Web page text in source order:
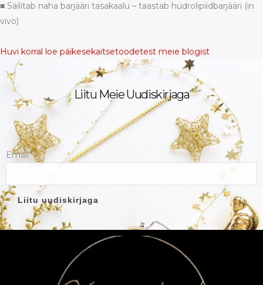
■ Säilitab naha barjääri tasakaalu – taastab hüdrolipiidbarjääri (in
vivo)
Huvi korral loe päikesekaitsetoodetest meie blogist
Liitu Meie Uudiskirjaga
Email